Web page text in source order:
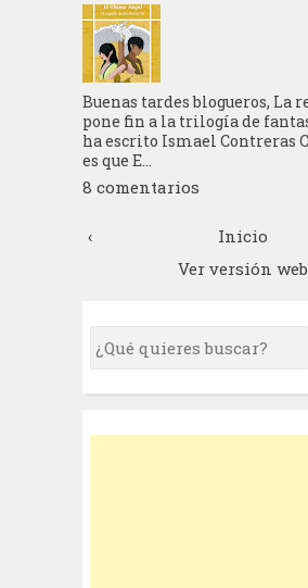
Buenas tardes blogueros, La
pone fin a la trilogía de
ha escrito Ismael Contreras
es que E...
8 comentarios
‹
Inicio
Ver versión web
S
e
r